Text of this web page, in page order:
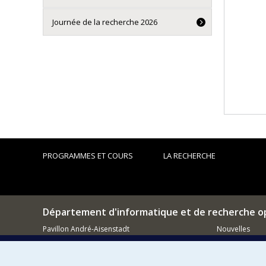
Journée de la recherche 2026
PROGRAMMES ET COURS LA RECHERCHE
Département d'informatique et de recherche
Pavillon André-Aisenstadt
2920, chemin de la Tour
Nouvelles